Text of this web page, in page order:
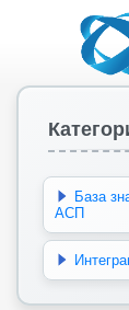
База
АСП